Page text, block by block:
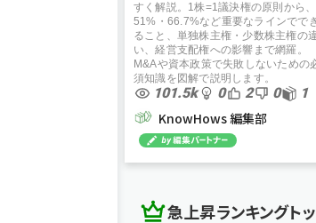
すく解説。1株=1議決権の原則から、
51%・66.7%など重要なラインでで
ること、単独株主権・少数株主権の
い、経営支配権への影響まで網羅。
M&Aや資本政策で失敗しないための
須知識を図解で説明します。
101.5k 0 2 0 1
KnowHows 編集部
急上昇ランキングト